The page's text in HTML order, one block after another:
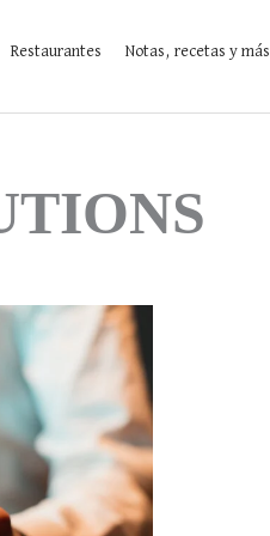
Restaurantes Notas, recetas y más